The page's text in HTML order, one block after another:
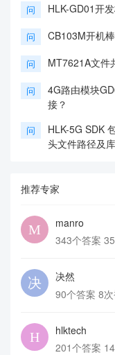
问 HLK-GD01开
问 CB103M开机
问 MT7621A文件
问
4G路由模块
接？
问
HLK-5G SDK
头文件路径及
推荐专家
manro
343个答案
决然
90个答案 8
hlktech
201个答案